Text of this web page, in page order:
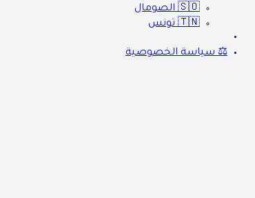
🇸🇴 الصومال
🇹🇳 تونس
⚖️ سياسة الخصوصية